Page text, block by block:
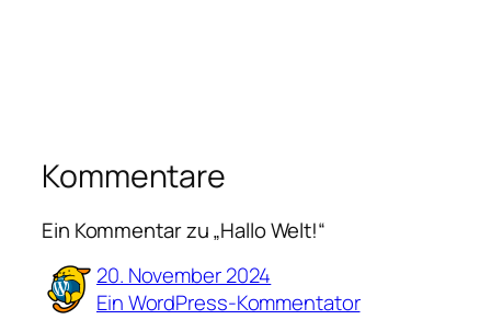
Kommentare
Ein Kommentar zu „Hallo Welt!“
20. November 2024
Ein WordPress-Kommentator